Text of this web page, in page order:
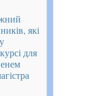
які
для